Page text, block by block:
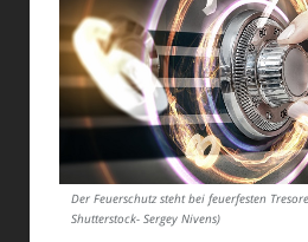
Der Feuerschutz steht bei feuerfesten
Shutterstock- Sergey Nivens)